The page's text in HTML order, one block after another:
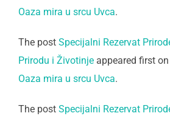
Oaza mira u srcu Uvca.
The post Specijalni Rezervat
Prirodu i Životinje appeared first on
Oaza mira u srcu Uvca.
The post Specijalni Rezervat